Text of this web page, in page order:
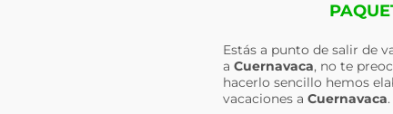
Estás a punto de salir de
a Cuernavaca, no te
hacerlo sencillo hemos
vacaciones a Cuernavaca.